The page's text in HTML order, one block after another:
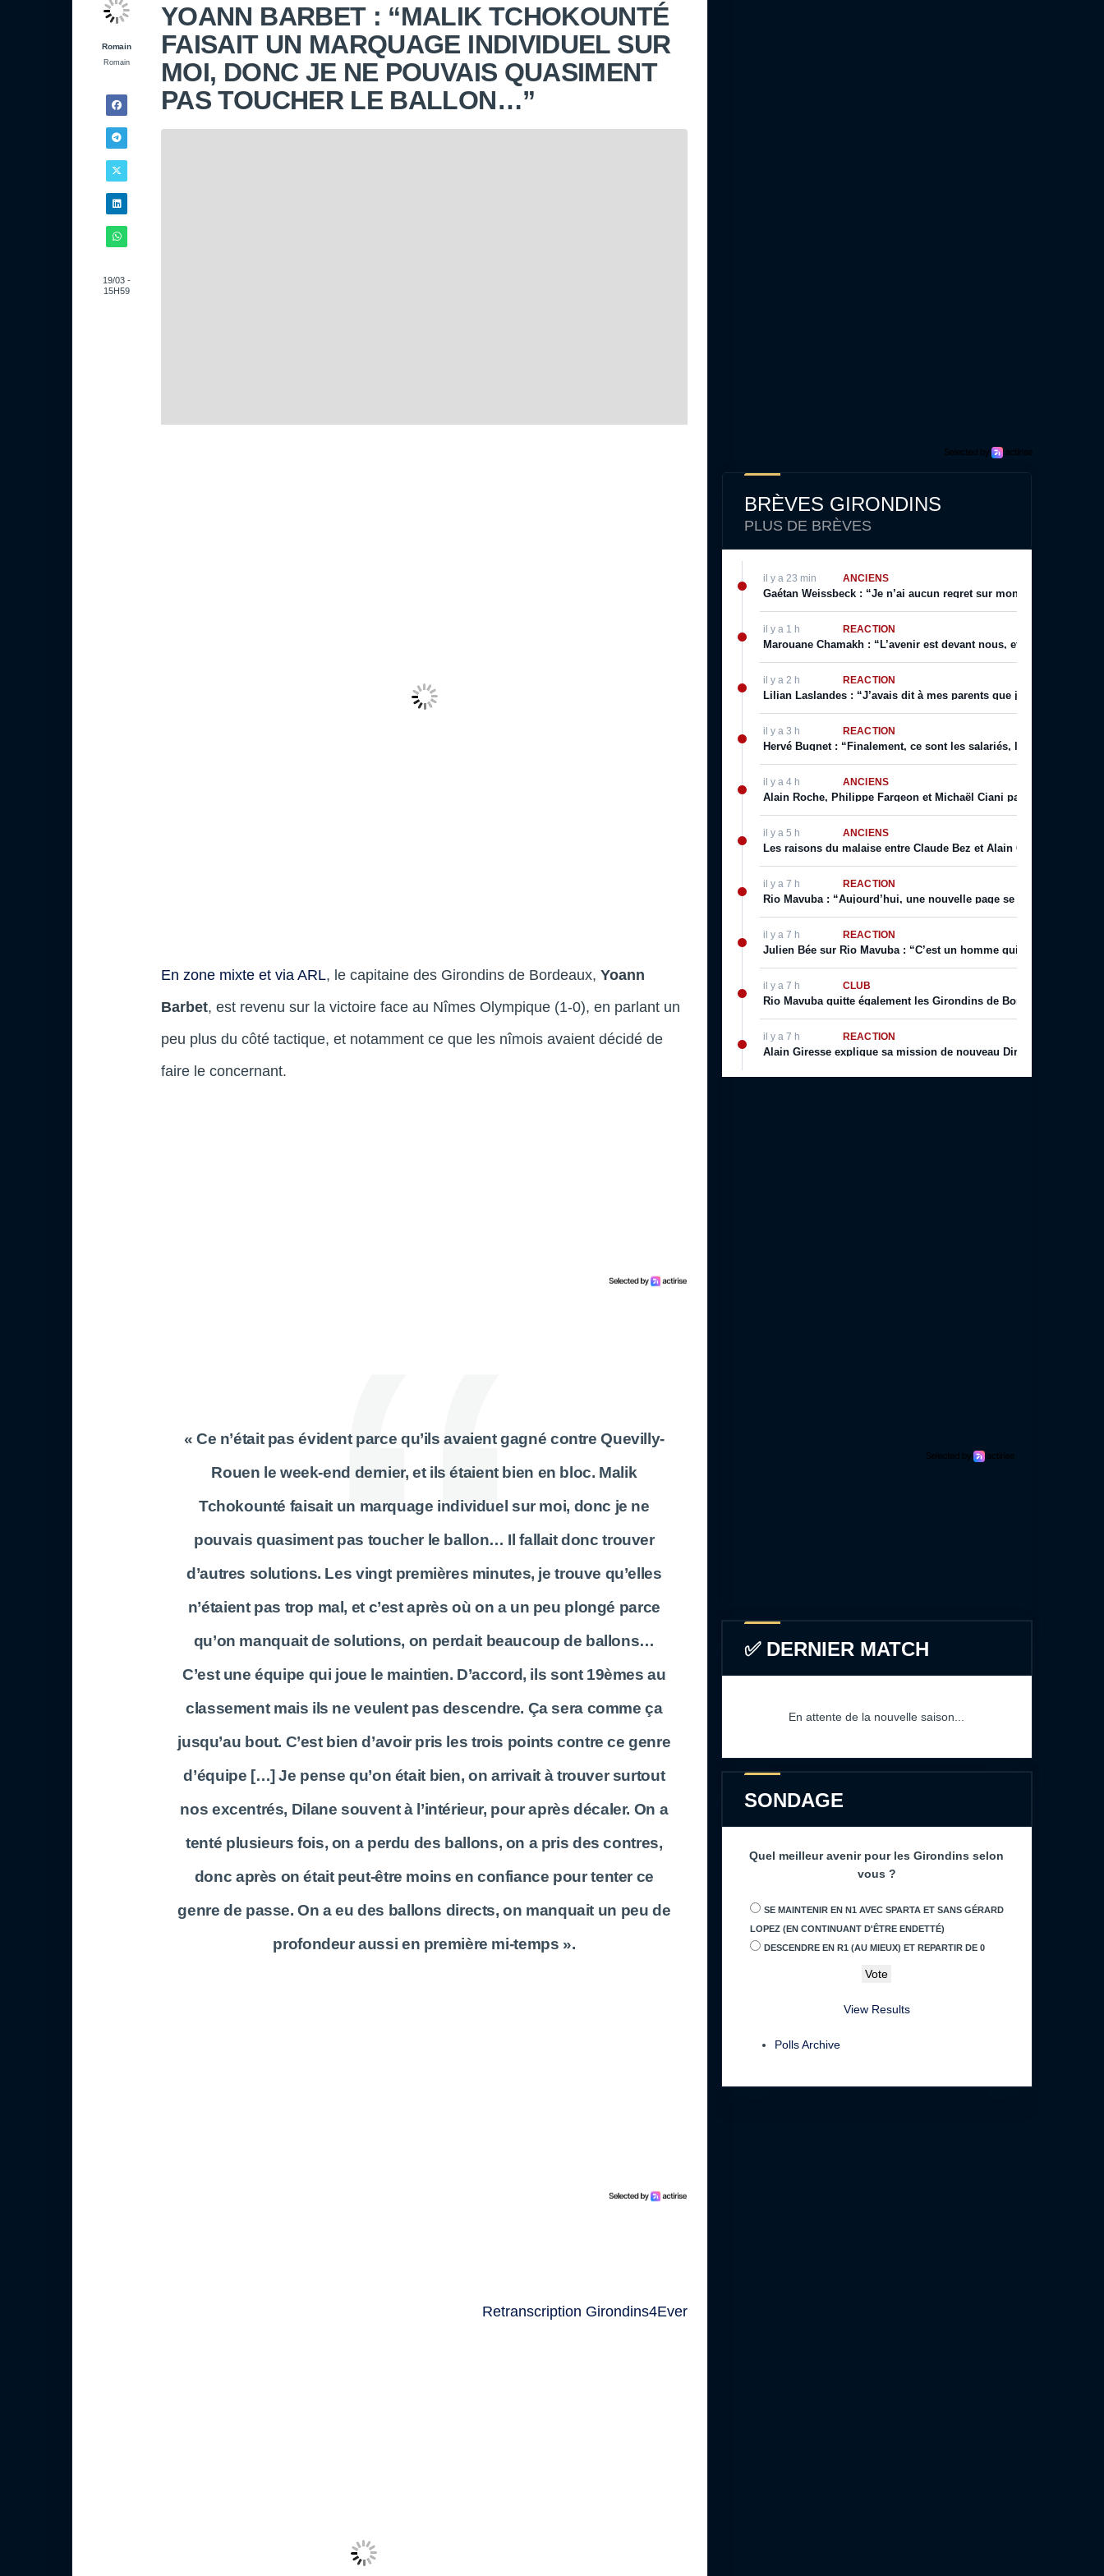
Romain
Romain
19/03 -
15H59
YOANN BARBET : “MALIK TCHOKOUNTÉ
FAISAIT UN MARQUAGE INDIVIDUEL SUR
MOI, DONC JE NE POUVAIS QUASIMENT
PAS TOUCHER LE BALLON…”
En zone mixte et via ARL, le capitaine des Girondins de Bordeaux, Yoann
Barbet, est revenu sur la victoire face au Nîmes Olympique (1-0), en parlant un
peu plus du côté tactique, et notamment ce que les nîmois avaient décidé de
faire le concernant.
« Ce n’était pas évident parce qu’ils avaient gagné contre Quevilly-
Rouen le week-end dernier, et ils étaient bien en bloc. Malik
Tchokounté faisait un marquage individuel sur moi, donc je ne
pouvais quasiment pas toucher le ballon… Il fallait donc trouver
d’autres solutions. Les vingt premières minutes, je trouve qu’elles
n’étaient pas trop mal, et c’est après où on a un peu plongé parce
qu’on manquait de solutions, on perdait beaucoup de ballons…
C’est une équipe qui joue le maintien. D’accord, ils sont 19èmes au
classement mais ils ne veulent pas descendre. Ça sera comme ça
jusqu’au bout. C’est bien d’avoir pris les trois points contre ce genre
d’équipe […] Je pense qu’on était bien, on arrivait à trouver surtout
nos excentrés, Dilane souvent à l’intérieur, pour après décaler. On a
tenté plusieurs fois, on a perdu des ballons, on a pris des contres,
donc après on était peut-être moins en confiance pour tenter ce
genre de passe. On a eu des ballons directs, on manquait un peu de
profondeur aussi en première mi-temps ».
Retranscription Girondins4Ever
BRÈVES GIRONDINS
PLUS DE BRÈVES
il y a 23 min ANCIENS
Gaétan Weissbeck : “Je n’ai aucun regret sur mon choix qui a été
il y a 1 h RÉACTION
Marouane Chamakh : “L’avenir est devant nous, et je serai bientôt
il y a 2 h RÉACTION
Lilian Laslandes : “J’avais dit à mes parents que j’allais
il y a 3 h RÉACTION
Hervé Bugnet : “Finalement, ce sont les salariés, les supporters,
il y a 4 h ANCIENS
Alain Roche, Philippe Fargeon et Michaël Ciani parlent de leur
il y a 5 h ANCIENS
Les raisons du malaise entre Claude Bez et Alain Giresse
il y a 7 h RÉACTION
Rio Mavuba : “Aujourd’hui, une nouvelle page se tourne […]
il y a 7 h RÉACTION
Julien Bée sur Rio Mavuba : “C’est un homme qui incarne les
il y a 7 h CLUB
Rio Mavuba quitte également les Girondins de Bordeaux
il y a 7 h RÉACTION
Alain Giresse explique sa mission de nouveau Directeur
✅ DERNIER MATCH
En attente de la nouvelle saison...
SONDAGE
Quel meilleur avenir pour les Girondins selon
vous ?
SE MAINTENIR EN N1 AVEC SPARTA ET SANS GÉRARD
LOPEZ (EN CONTINUANT D'ÊTRE ENDETTÉ)
DESCENDRE EN R1 (AU MIEUX) ET REPARTIR DE 0
View Results
Polls Archive